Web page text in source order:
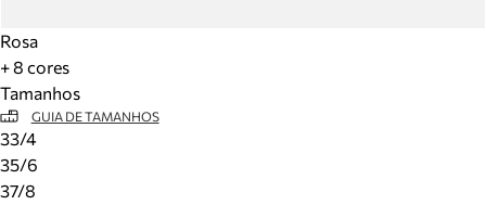
Rosa
+ 8 cores
Tamanhos
GUIA DE TAMANHOS
33/4
35/6
37/8